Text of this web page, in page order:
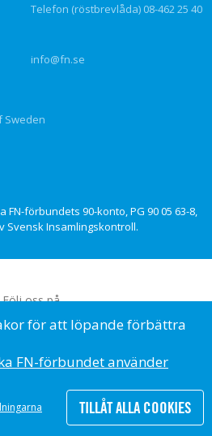
Telefon (röstbrevlåda) 08-462 25 40
info@fn.se
Sweden
FN-förbundets 90-konto, PG 90 05 63-8,
Svensk Insamlingskontroll.
Följ oss på
FN-förbundet, 2023
för att löpande förbättra
FN-förbundet använder
TILLÅT ALLA COOKIES